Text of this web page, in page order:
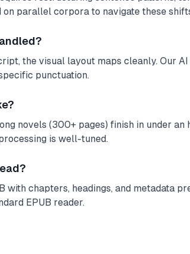
on parallel corpora to navigate these
the visual layout maps cleanly. Our
punctuation.
novels (300+ pages) finish in under an
is well-tuned.
with chapters, headings, and metadata
EPUB reader.